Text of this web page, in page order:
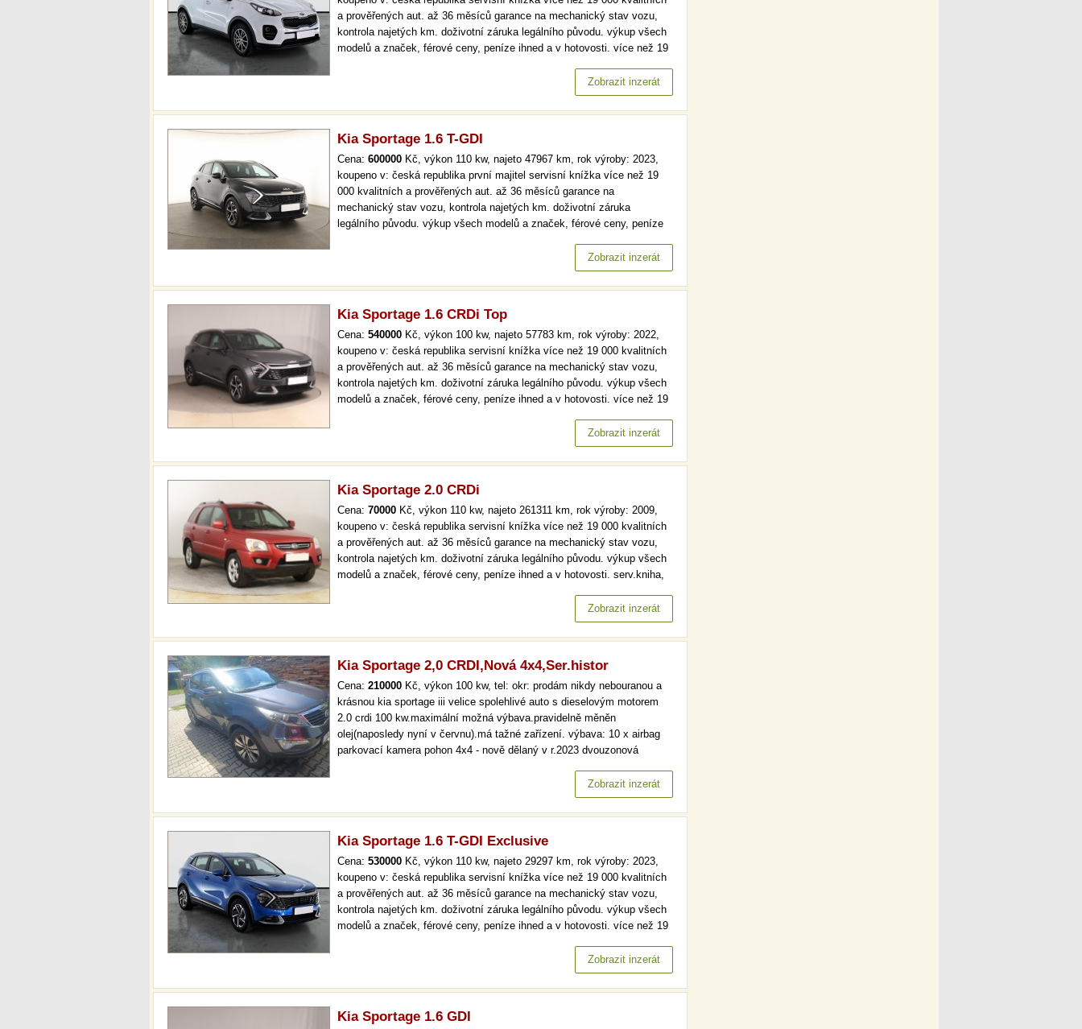
a prověřených aut. až 36 měsíců garance na mechanický stav vozu,
kontrola najetých km. doživotní záruka legálního původu. výkup všech
modelů a značek, férové ceny, peníze ihned a v hotovosti. více než 19
mechanický stav vozu, kontrola najetých km. doživotní záruka…
Zobrazit inzerát
Kia Sportage 1.6 T-GDI
Cena: 600000 Kč, výkon 110 kw, najeto 47967 km, rok výroby: 2023,
koupeno v: česká republika první majitel servisní knížka více než 19
000 kvalitních a prověřených aut. až 36 měsíců garance na
mechanický stav vozu, kontrola najetých km. doživotní záruka
legálního původu. výkup všech modelů a značek, férové ceny, peníze
36 měsíců garance na mechanický stav vozu, kontrola najetých km.…
Zobrazit inzerát
Kia Sportage 1.6 CRDi Top
Cena: 540000 Kč, výkon 100 kw, najeto 57783 km, rok výroby: 2022,
koupeno v: česká republika servisní knížka více než 19 000 kvalitních
a prověřených aut. až 36 měsíců garance na mechanický stav vozu,
kontrola najetých km. doživotní záruka legálního původu. výkup všech
modelů a značek, férové ceny, peníze ihned a v hotovosti. více než 19
mechanický stav vozu, kontrola najetých km. doživotní záruka…
Zobrazit inzerát
Kia Sportage 2.0 CRDi
Cena: 70000 Kč, výkon 110 kw, najeto 261311 km, rok výroby: 2009,
koupeno v: česká republika servisní knížka více než 19 000 kvalitních
a prověřených aut. až 36 měsíců garance na mechanický stav vozu,
kontrola najetých km. doživotní záruka legálního původu. výkup všech
modelů a značek, férové ceny, peníze ihned a v hotovosti. serv.kniha,
garance na mechanický stav vozu, kontrola najetých km.…Zobrazit inzerát
Kia Sportage 2,0 CRDI,Nová 4x4,Ser.histor
Cena: 210000 Kč, výkon 100 kw, tel: okr: prodám nikdy nebouranou a
krásnou kia sportage iii velice spolehlivé auto s dieselovým motorem
2.0 crdi 100 kw.maximální možná výbava.pravidelně měněn
olej(naposledy nyní v červnu).má tažné zařízení. výbava: 10 x airbag
parkovací kamera pohon 4x4 - nově dělaný v r.2023 dvouzonová
Zobrazit inzerát
Kia Sportage 1.6 T-GDI Exclusive
Cena: 530000 Kč, výkon 110 kw, najeto 29297 km, rok výroby: 2023,
koupeno v: česká republika servisní knížka více než 19 000 kvalitních
a prověřených aut. až 36 měsíců garance na mechanický stav vozu,
kontrola najetých km. doživotní záruka legálního původu. výkup všech
modelů a značek, férové ceny, peníze ihned a v hotovosti. více než 19
mechanický stav vozu, kontrola najetých km. doživotní záruka…
Zobrazit inzerát
Kia Sportage 1.6 GDI